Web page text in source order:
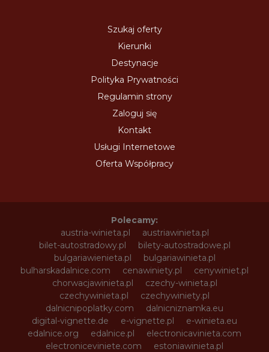
Szukaj oferty
Kierunki
Destynacje
Polityka Prywatności
Regulamin strony
Zaloguj się
Kontakt
Usługi Internetowe
Oferta Współpracy
Polecamy:
austria-winieta.pl
austriawinieta.pl
bilet-autostradowy.pl
bilety-autostradowe.pl
bulgariawienieta.pl
bulgariawinieta.pl
bulharskadalnice.com
cenawiniety.pl
cenywiniet.pl
chorwacjawinieta.pl
czechy-winieta.pl
czechywinieta.pl
czechywiniety.pl
dalnicnipoplatky.com
dalnicniznamka.eu
digital-vignette.de
e-vignette.pl
e-winieta.eu
edalnice.org
edalnice.pl
electronicavinieta.com
electroniceviniete.com
estoniawinieta.pl